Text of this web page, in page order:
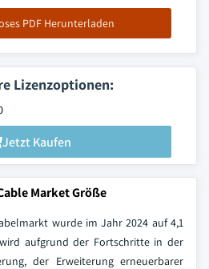
PDF Herunterladen
Lizenzoptionen:
Jetzt Kaufen
Market Größe
wurde im Jahr 2024 auf 4,1
aufgrund der Fortschritte in der
der Erweiterung erneuerbarer